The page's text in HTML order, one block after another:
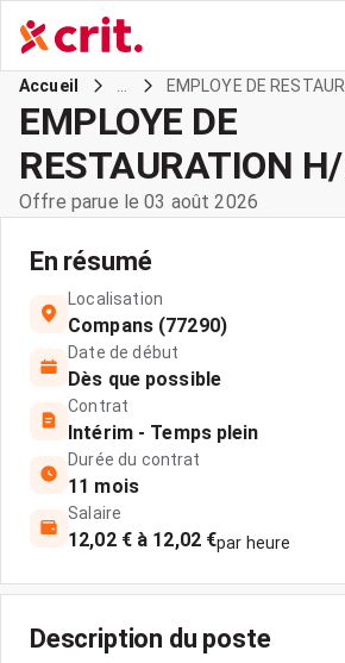
Accueil EMPLOYE DE
EMPLOYE DE
RESTAURATION
Offre parue le 03 août 2026
En résumé
Localisation
Compans (77290)
Date de début
Dès que possible
Contrat
Intérim - Temps plein
Durée du contrat
11 mois
Salaire
12,02 € à 12,02 €par heure
Description du poste